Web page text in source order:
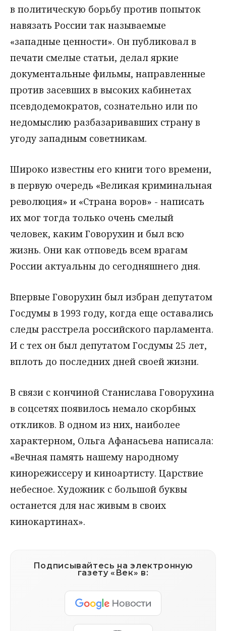
в политическую борьбу против попыток
навязать России так называемые
«западные ценности». Он публиковал в
печати смелые статьи, делал яркие
документальные фильмы, направленные
против засевших в высоких кабинетах
псевдодемократов, сознательно или по
недомыслию разбазаривавших страну в
угоду западным советникам.
Широко известны его книги того времени,
в первую очередь «Великая криминальная
революция» и «Страна воров» - написать
их мог тогда только очень смелый
человек, каким Говорухин и был всю
жизнь. Они как отповедь всем врагам
России актуальны до сегодняшнего дня.
Впервые Говорухин был избран депутатом
Госдумы в 1993 году, когда еще оставались
следы расстрела российского парламента.
И с тех он был депутатом Госдумы 25 лет,
вплоть до последних дней своей жизни.
В связи с кончиной Станислава Говорухина
в соцсетях появилось немало скорбных
откликов. В одном из них, наиболее
характерном, Ольга Афанасьева написала:
«Вечная память нашему народному
кинорежиссеру и киноартисту. Царствие
небесное. Художник с большой буквы
останется для нас живым в своих
кинокартинах».
Подписывайтесь на электронную
газету «Век» в: